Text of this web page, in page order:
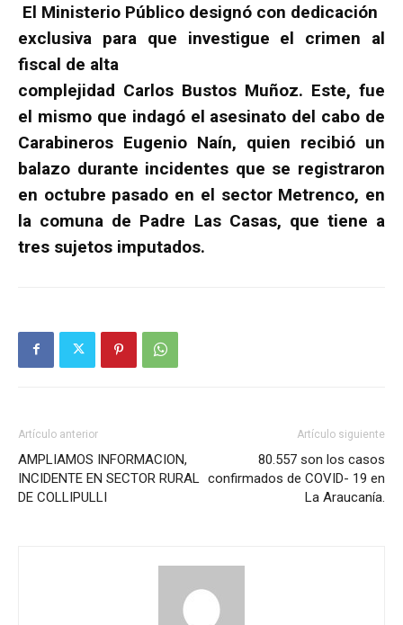
El Ministerio Público designó con dedicación
exclusiva para que investigue el crimen al
fiscal de alta
complejidad Carlos Bustos Muñoz. Este, fue
el mismo que indagó el asesinato del cabo de
Carabineros Eugenio Naín, quien recibió un
balazo durante incidentes que se registraron
en octubre pasado en el sector Metrenco, en
la comuna de Padre Las Casas, que tiene a
tres sujetos imputados.
Artículo anterior
AMPLIAMOS INFORMACION,
INCIDENTE EN SECTOR RURAL
DE COLLIPULLI
Artículo siguiente
80.557 son los casos
confirmados de COVID- 19 en
La Araucanía.